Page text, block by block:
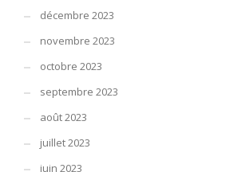
décembre 2023
novembre 2023
octobre 2023
septembre 2023
août 2023
juillet 2023
juin 2023